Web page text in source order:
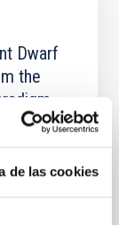
de las cookies
Dwarf
the
stands as
we
the